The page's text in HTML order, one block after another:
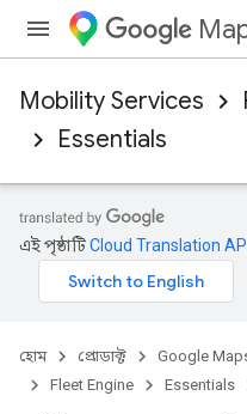
Mobility Services
Essentials
এই পৃষ্ঠাটিCloud Translation API
হোম প্রোডাক্ট Google
Fleet Engine
Essentials